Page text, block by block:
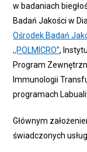
w badaniach
Badań Jakości w
Ośrodek Badań
,,POLMICRO”,
Program
Immunologii
programach
Głównym
świadczonych